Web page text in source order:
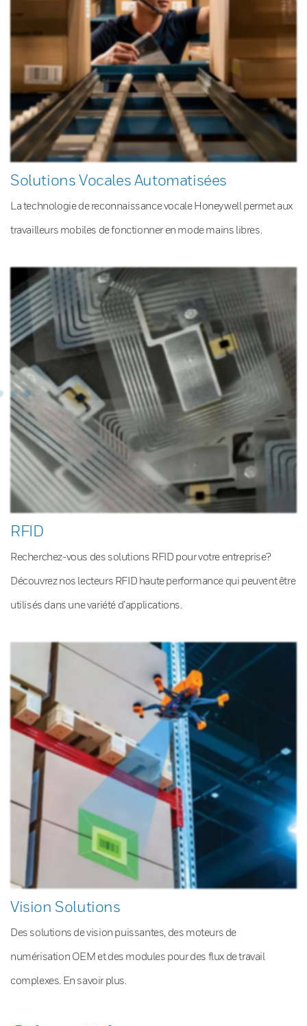
Solutions Vocales Automatisées
La technologie de reconnaissance vocale Honeywell permet aux
travailleurs mobiles de fonctionner en mode mains libres.
RFID
Recherchez-vous des solutions RFID pour votre entreprise?
Découvrez nos lecteurs RFID haute performance qui peuvent être
utilisés dans une variété d’applications.
Vision Solutions
Des solutions de vision puissantes, des moteurs de
numérisation OEM et des modules pour des flux de travail
complexes. En savoir plus.